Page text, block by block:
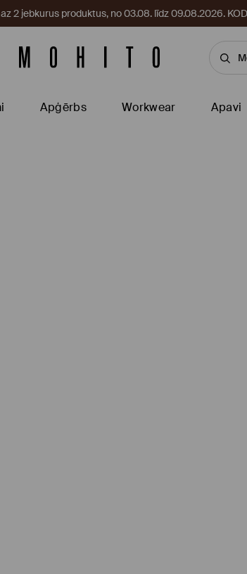
2 jebkurus produktus, no 03.08. līdz 09.08.2026.
Apģērbs Workwear Apavi